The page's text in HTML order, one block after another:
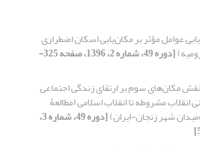
عوامل مؤثر بر مکان‌یابی اسکان اضطراری
[دوره 49، شماره 2، 1396، صفحه 325-
مکان‌های سوم بر ارتقای زندگی اجتماعی
انقلاب مشروطه تا انقلاب اسلامی (مطالعۀ
شهر زنجان-ایران) [دوره 49، شماره 3،